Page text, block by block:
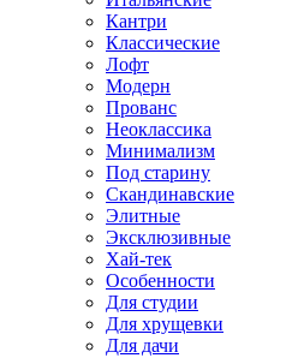
Кантри
Классические
Лофт
Модерн
Прованс
Неоклассика
Минимализм
Под старину
Скандинавские
Элитные
Эксклюзивные
Хай-тек
Особенности
Для студии
Для хрущевки
Для дачи